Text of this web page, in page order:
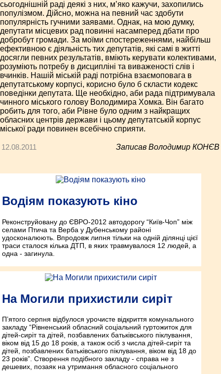
сьогоднішній раді деякі з них, м’яко кажучи, захопились
популізмом. Дійсно, можна на певний час здобути
популярність гучними заявами. Однак, на мою думку,
депутати місцевих рад повинні насамперед дбати про
добробут громади. За моїми спостереженнями, найбільш
ефективною є діяльність тих депутатів, які самі в житті
досягли певних результатів, вміють керувати колективами,
розуміють потребу в дисципліні та виваженості слів і
вчинків. Нашій міській раді потрібна взаємоповага в
депутатському корпусі, корисно було б скласти кодекс
поведінки депутата. Ще необхідно, аби рада підтримувала
чинного міського голову Володимира Хомка. Він багато
робить для того, аби Рівне було одним з найкращих
обласних центрів держави і цьому депутатській корпус
міської ради повинен всебічно сприяти.
12.08.2011 Записав Володимир КОНЄВ
Водіям показують кіно
Реконструйовану до ЄВРО-2012 автодорогу “Київ-Чоп” між
селами Птича та Верба у Дубенському районі
удосконалюють. Впродовж липня тільки на одній ділянці цієї
траси сталося кілька ДТП, в яких травмувалося 12 людей, а
одна - загинула.
На Могили прихистили сиріт
П’ятого серпня відбулося урочисте відкриття комунального
закладу “Рівненський обласний соціальний гуртожиток для
дітей-сиріт та дітей, позбавлених батьківського піклування,
віком від 15 до 18 років, а також осіб з числа дітей-сиріт та
дітей, позбавлених батьківського піклування, віком від 18 до
23 років”. Створення подібного закладу - справа не з
дешевих, позаяк на утримання обласного соціального